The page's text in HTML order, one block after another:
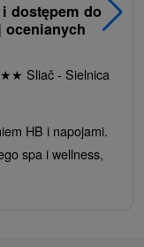
dostępem do
ocenianych
★★ Sliač - Sielnica
HB i napojami.
spa i wellness,